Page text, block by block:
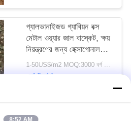
গ্যালভানাইজড গ্যাবিয়ন বক্স
মেটাল ওয়্যার জাল বাস্কেট, ক্ষয়
নিয়ন্ত্রণের জন্য হেক্সাগোনাল
জাল
1-50US$/m2 MOQ:3000 বর্গ মিটার
যোগাযোগ
8:52 AM